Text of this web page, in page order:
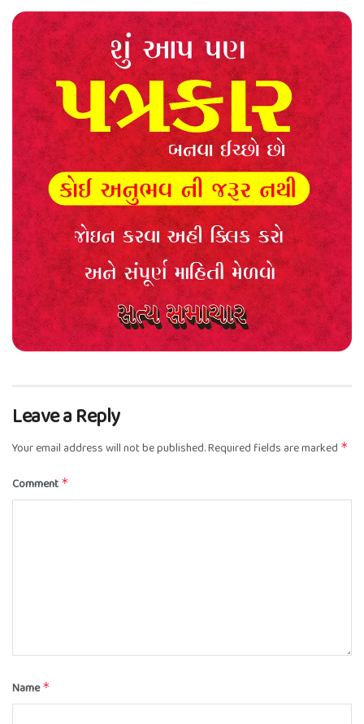
Leave a Reply
Your email address will not be published.Required fields are marked *
Comment *
Name*